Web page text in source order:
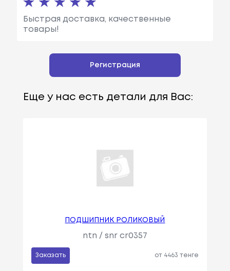
Быстрая доставка, качественные
товары!
Регистрация
Еще у нас есть детали для Вас:
ПОДШИПНИК РОЛИКОВЫЙ
ntn / snr cr0357
Заказать от 4463 тенге